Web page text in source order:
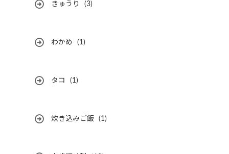
きゅうり (3)
わかめ (1)
タコ (1)
炊き込みご飯 (1)